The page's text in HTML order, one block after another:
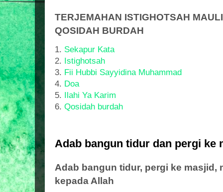
TERJEMAHAN ISTIGHOTSAH
QOSIDAH BURDAH
1. Sekapur Kata
2. Istighotsah
3. Fii Hubbi Sayyidina Muhammad
4. Doa
5. Ilahi Ya Karim
6. Qosidah burdah
Adab bangun tidur dan pergi ke
Adab bangun tidur, pergi ke masjid,
kepada Allah